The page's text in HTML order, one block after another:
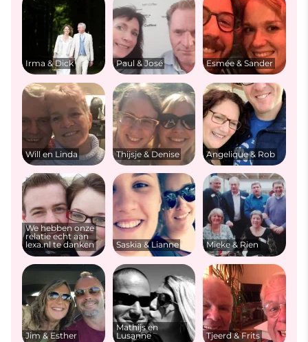
Irma & Dick Paul & José Esmée & Sander
Will en Linda Thijsje & Denise Angelique & Rob
We hebben onze
relatie echt aan
lexa.nl te danken
Saskia & Lianne Mieke & Rien
Jim & Esther
Mathijs en
Lusanne
Tjeerd & Frits